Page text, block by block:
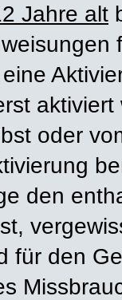
Jahre alt
oder
den
für den